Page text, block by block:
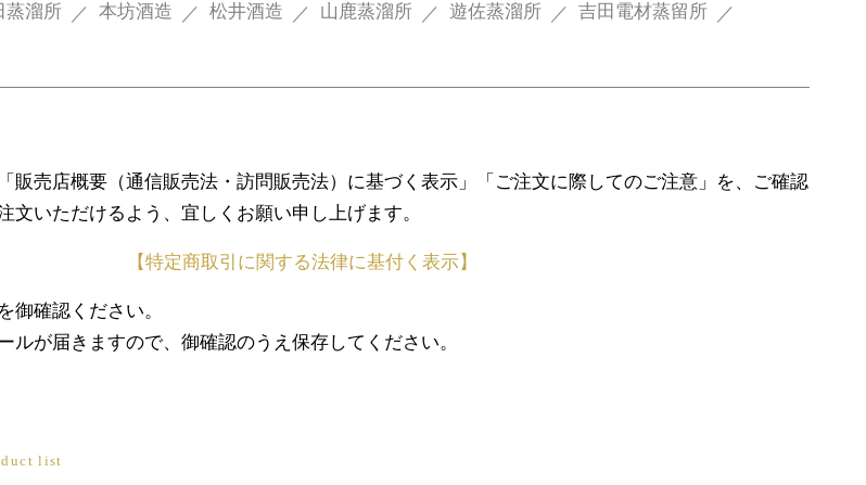
蒸溜所 本坊酒造 松井酒造 山鹿蒸溜所 遊佐蒸溜所 吉田電材蒸留所
販売店概要（通信販売法・訪問販売法）に基づく表示」「ご注文に際してのご注意」を、ご確認
文いただけるよう、宜しくお願い申し上げます。
【特定商取引に関する法律に基付く表示】
御確認ください。
ルが届きますので、御確認のうえ保存してください。
list